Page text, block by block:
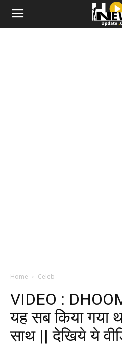
Home Celeb
VIDEO :
यह सब किया गया
साथ || देखिये ये